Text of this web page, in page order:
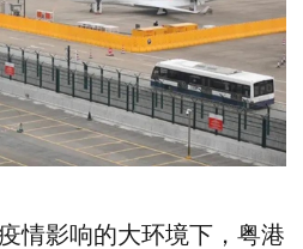
情影响的大环境下，粤港